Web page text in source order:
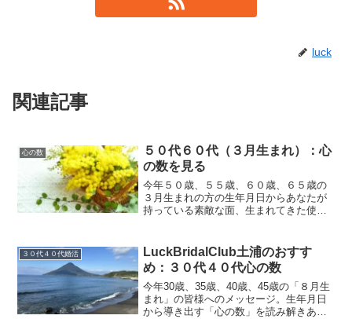
luck
関連記事
心の数
５０代６０代（３月生まれ）：心
の数を見る
今年５０歳、５５歳、６０歳、６５歳の
３月生まれの方の生年月日からあなたが
持っている素敵な面、生まれてきた使
す。これからの人生計画などに参考にし
ていただければ幸いです。
３０代４０代婚活
LuckBridalClub土浦のおすす
め：３０代４０代心の数
今年30歳、35歳、40歳、45歳の「８月生
まれ」の皆様へのメッセージ。生年月日
から導き出す「心の数」を読み解きあな